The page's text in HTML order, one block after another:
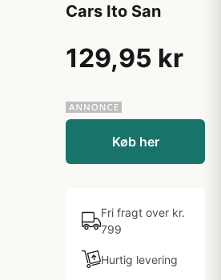
Cars Ito San
129,95 kr
Køb her
Fri fragt over kr.
799
Hurtig levering